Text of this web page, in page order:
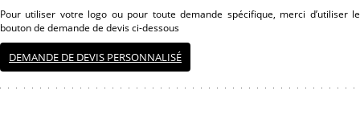
Pour utiliser votre logo ou pour toute demande spécifique, merci d’utiliser le
bouton de demande de devis ci-dessous
DEMANDE DE DEVIS PERSONNALISÉ